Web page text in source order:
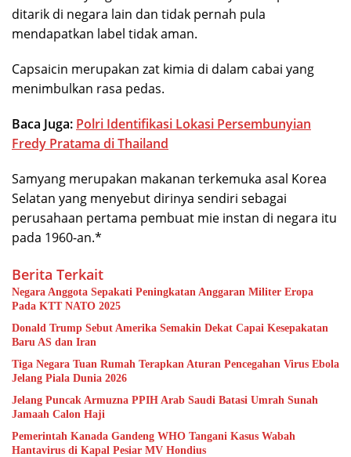
ditarik di negara lain dan tidak pernah pula
mendapatkan label tidak aman.
Capsaicin merupakan zat kimia di dalam cabai yang
menimbulkan rasa pedas.
Baca Juga: Polri Identifikasi Lokasi Persembunyian
Fredy Pratama di Thailand
Samyang merupakan makanan terkemuka asal Korea
Selatan yang menyebut dirinya sendiri sebagai
perusahaan pertama pembuat mie instan di negara itu
pada 1960-an.*
Berita Terkait
Negara Anggota Sepakati Peningkatan Anggaran Militer Eropa
Pada KTT NATO 2025
Donald Trump Sebut Amerika Semakin Dekat Capai Kesepakatan
Baru AS dan Iran
Tiga Negara Tuan Rumah Terapkan Aturan Pencegahan Virus Ebola
Jelang Piala Dunia 2026
Jelang Puncak Armuzna PPIH Arab Saudi Batasi Umrah Sunah
Jamaah Calon Haji
Pemerintah Kanada Gandeng WHO Tangani Kasus Wabah
Hantavirus di Kapal Pesiar MV Hondius